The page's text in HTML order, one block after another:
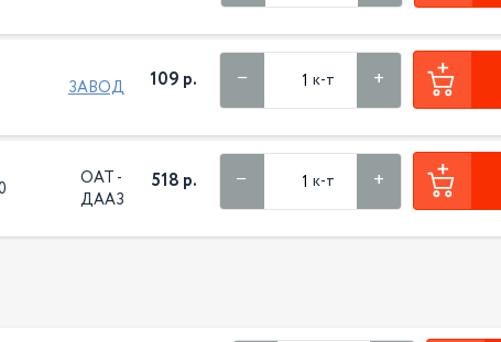
ЗАВОД 109 р. к-т
ОАТ -
ДААЗ
518 р. к-т